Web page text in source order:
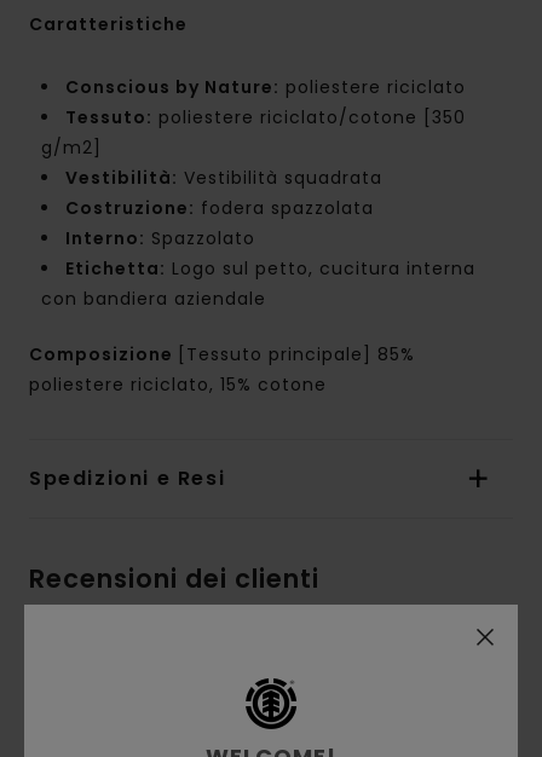
Caratteristiche
Conscious by Nature: poliestere riciclato
Tessuto: poliestere riciclato/cotone [350
g/m2]
Vestibilità: Vestibilità squadrata
Costruzione: fodera spazzolata
Interno: Spazzolato
Etichetta: Logo sul petto, cucitura interna
con bandiera aziendale
Composizione
[Tessuto principale] 85%
poliestere riciclato, 15% cotone
Spedizioni e Resi
Recensioni dei clienti
5.0